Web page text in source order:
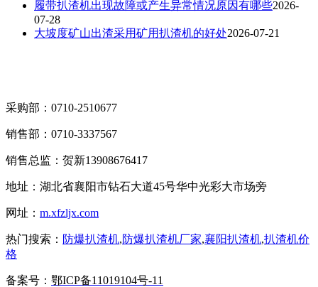
履带扒渣机出现故障或产生异常情况原因有哪些2026-
07-28
大坡度矿山出渣采用矿用扒渣机的好处2026-07-21
采购部：0710-2510677
销售部：0710-3337567
销售总监：贺新13908676417
地址：湖北省襄阳市钻石大道45号华中光彩大市场旁
网址： m.xfzljx.com
热门搜索： 防爆扒渣机,防爆扒渣机厂家,襄阳扒渣机,扒渣机价
格
备案号： 鄂ICP备11019104号-11